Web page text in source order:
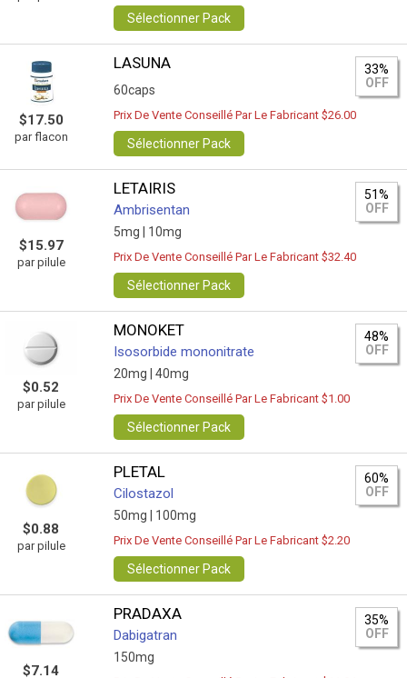
Sélectionner Pack
$17.50
par flacon
LASUNA
60caps
33%
OFF
Prix De Vente Conseillé Par Le Fabricant $26.00
Sélectionner Pack
$15.97
par pilule
LETAIRIS
Ambrisentan
5mg | 10mg
51%
OFF
Prix De Vente Conseillé Par Le Fabricant $32.40
Sélectionner Pack
$0.52
par pilule
MONOKET
Isosorbide mononitrate
20mg | 40mg
48%
OFF
Prix De Vente Conseillé Par Le Fabricant $1.00
Sélectionner Pack
$0.88
par pilule
PLETAL
Cilostazol
50mg | 100mg
60%
OFF
Prix De Vente Conseillé Par Le Fabricant $2.20
Sélectionner Pack
$7.14
PRADAXA
Dabigatran
150mg
35%
OFF